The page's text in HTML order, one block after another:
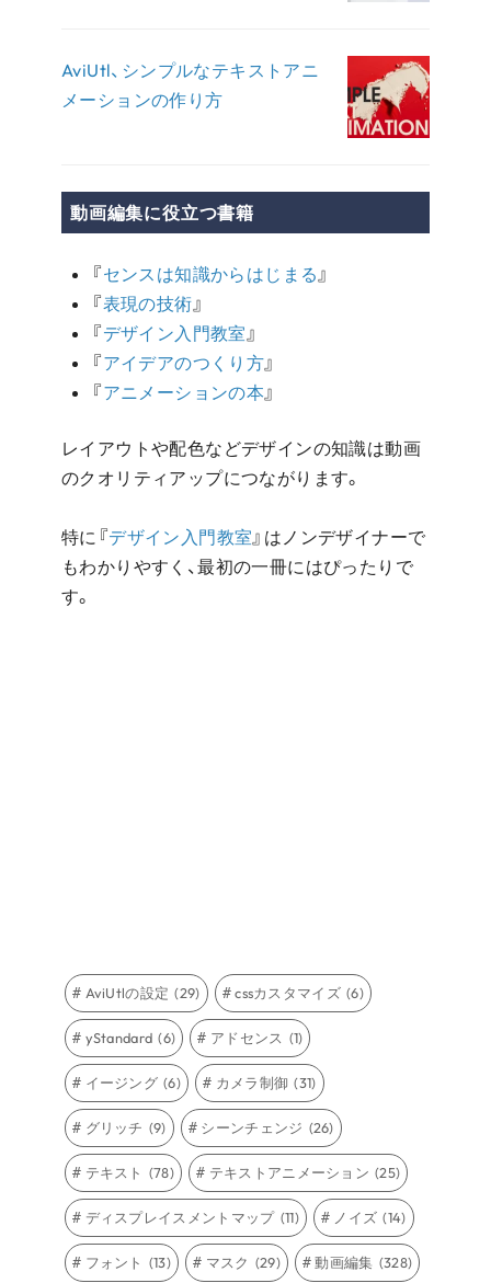
AviUtl、シンプルなテキストアニ
メーションの作り方
動画編集に役立つ書籍
『センスは知識からはじまる』
『表現の技術』
『デザイン入門教室』
『アイデアのつくり方』
『アニメーションの本』
レイアウトや配色などデザインの知識は動画
のクオリティアップにつながります。
特に『デザイン入門教室』はノンデザイナーで
もわかりやすく、最初の一冊にはぴったりで
す。
AviUtlの設定 (29) cssカスタマイズ (6)
yStandard (6) アドセンス (1)
イージング (6) カメラ制御 (31)
グリッチ (9) シーンチェンジ (26)
テキスト (78) テキストアニメーション (25)
ディスプレイスメントマップ (11) ノイズ (14)
フォント (13) マスク (29) 動画編集 (328)